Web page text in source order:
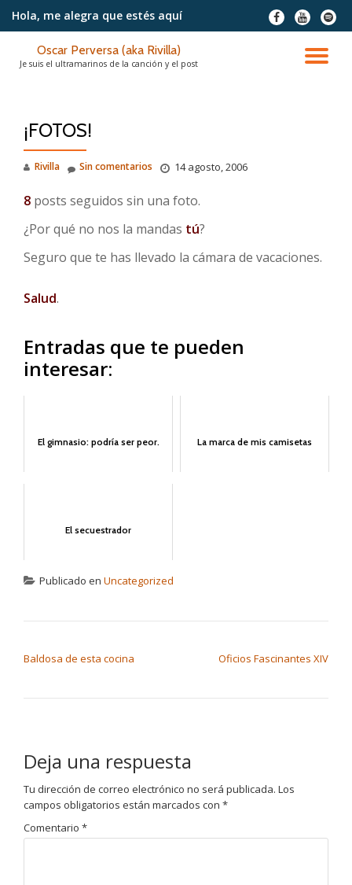
contenido
Hola, me alegra que estés aquí
fa-
facebook
fa-
youtube
fa-
spotify
Oscar Perversa (aka Rivilla)
Je suis el ultramarinos de la canción y el post
¡FOTOS!
Rivilla 14 agosto, 2006
Sin comentarios
8 posts seguidos sin una foto.
¿Por qué no nos la mandas tú?
Seguro que te has llevado la cámara de vacaciones.
Salud.
Entradas que te pueden
interesar:
El gimnasio: podría ser peor. La marca de mis camisetas
El secuestrador
Publicado en Uncategorized
Baldosa de esta cocina Oficios Fascinantes XIV
Deja una respuesta
Tu dirección de correo electrónico no será publicada. Los
campos obligatorios están marcados con *
Comentario *